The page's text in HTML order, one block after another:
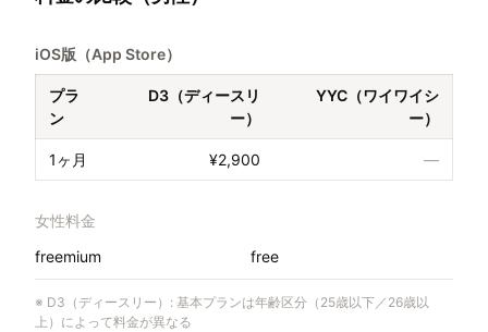
iOS版（App Store）
プラ
ン
D3（ディースリ
ー）
YYC（ワイワイシ
ー）
1ヶ月 ¥2,900 —
女性料金
freemium
free
※ D3（ディースリー） : 基本プランは年齢区分（25歳以下／26歳以
上）によって料金が異なる